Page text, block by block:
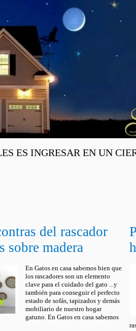
ES INGRESAR EN UN
del rascador
sobre madera
En Gatos en casa sabemos bien que
los rascadores son un elemento
clave para el cuidado del gato ...y
también para conseguir el perfecto
estado de sofás, tapizados y demás
mobiliario de nuestro hogar
gatuno. En Gatos en casa sabemos